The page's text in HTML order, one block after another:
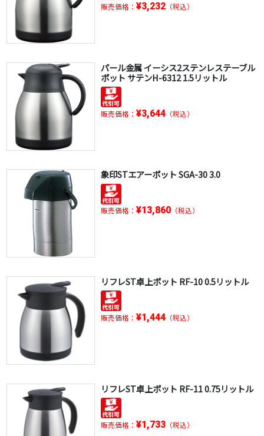
販売価格： ¥3,232（税込）
パール金属 イーシス2ステンレステーブル
ポット サテンH-6312 1.5リットル
販売価格： ¥3,644（税込）
象印STエアーポット SGA-30 3.0
販売価格： ¥13,860（税込）
リフレST卓上ポット RF-10 0.5リットル
販売価格： ¥1,444（税込）
リフレST卓上ポット RF-11 0.75リットル
販売価格： ¥1,733（税込）